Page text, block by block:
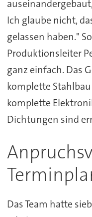
Ich glaube nicht,
gelassen haben."
Produktionsleiter
ganz einfach. Das
komplette
komplette
Dichtungen sind
Das Team hatte